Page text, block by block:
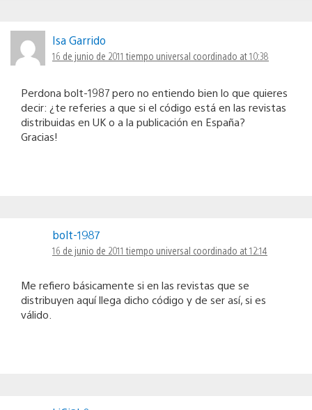
Isa Garrido
16 de junio de 2011 tiempo universal coordinado at 10:38
Perdona bolt-1987 pero no entiendo bien lo que quieres
decir: ¿te referies a que si el código está en las revistas
distribuidas en UK o a la publicación en España?
Gracias!
bolt-1987
16 de junio de 2011 tiempo universal coordinado at 12:14
Me refiero básicamente si en las revistas que se
distribuyen aquí llega dicho código y de ser así, si es
válido.